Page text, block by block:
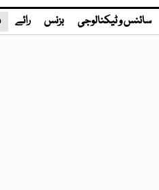
سائنس و ٹیکنالوجی بزنس رائے